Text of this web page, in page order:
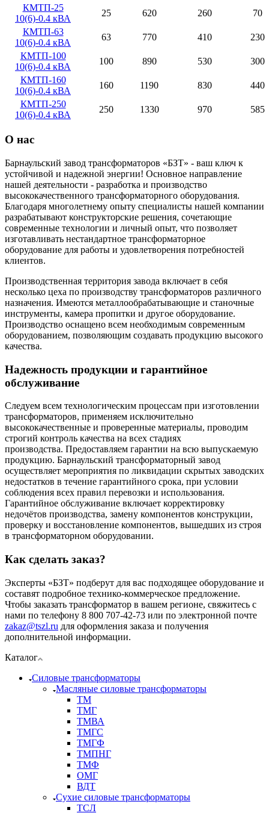
КМТП-25
10(6)-0.4 кВА
25 620 260
70
КМТП-63
10(6)-0.4 кВА
63 770 410
230
КМТП-100
10(6)-0.4 кВА
100 890 530
300
КМТП-160
10(6)-0.4 кВА
160 1190 830
440
КМТП-250
10(6)-0.4 кВА
250 1330 970 585
О нас
Барнаульский завод трансформаторов «БЗТ» - ваш ключ к
устойчивой и надежной энергии! Основное направление
нашей деятельности - разработка и производство
высококачественного трансформаторного оборудования.
Благодаря многолетнему опыту специалисты нашей компании
разрабатывают конструкторские решения, сочетающие
современные технологии и личный опыт, что позволяет
изготавливать нестандартное трансформаторное
оборудование для работы и удовлетворения потребностей
клиентов.
Производственная территория завода включает в себя
несколько цеха по производству трансформаторов различного
назначения. Имеются металлообрабатывающие и станочные
инструменты, камера пропитки и другое оборудование.
Производство оснащено всем необходимым современным
оборудованием, позволяющим создавать продукцию высокого
качества.
Надежность продукции и гарантийное
обслуживание
Следуем всем технологическим процессам при изготовлении
трансформаторов, применяем исключительно
высококачественные и проверенные материалы, проводим
строгий контроль качества на всех стадиях
производства. Предоставляем гарантии на всю выпускаемую
продукцию. Барнаульский трансформаторный завод
осуществляет мероприятия по ликвидации скрытых заводских
недостатков в течение гарантийного срока, при условии
соблюдения всех правил перевозки и использования.
Гарантийное обслуживание включает корректировку
недочётов производства, замену компонентов конструкции,
проверку и восстановление компонентов, вышедших из строя
в трансформаторном оборудовании.
Как сделать заказ?
Эксперты «БЗТ» подберут для вас подходящее оборудование и
составят подробное технико-коммерческое предложение.
Чтобы заказать трансформатор в вашем регионе, свяжитесь с
нами по телефону 8 800 707-42-73 или по электронной почте
zakaz@tszl.ru для оформления заказа и получения
дополнительной информации.
Каталог
Силовые трансформаторы
Масляные силовые трансформаторы
ТМ
ТМГ
ТМВА
ТМГС
ТМГФ
ТМПНГ
ТМФ
ОМГ
ВДТ
Сухие силовые трансформаторы
ТСЛ